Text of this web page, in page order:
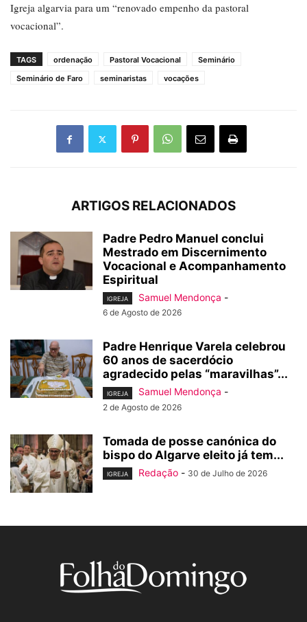
Igreja algarvia para um “renovado empenho da pastoral
vocacional”.
TAGS ordenação Pastoral Vocacional
Seminário
Seminário de Faro
seminaristas vocações
ARTIGOS RELACIONADOS
Padre Pedro Manuel conclui
Mestrado em Discernimento
Vocacional e Acompanhamento
Espiritual
IGREJA Samuel Mendonça -
6 de Agosto de 2026
Padre Henrique Varela celebrou
60 anos de sacerdócio
agradecido pelas “maravilhas”...
IGREJA Samuel Mendonça -
2 de Agosto de 2026
Tomada de posse canónica do
bispo do Algarve eleito já tem...
IGREJA Redação - 30 de Julho de 2026